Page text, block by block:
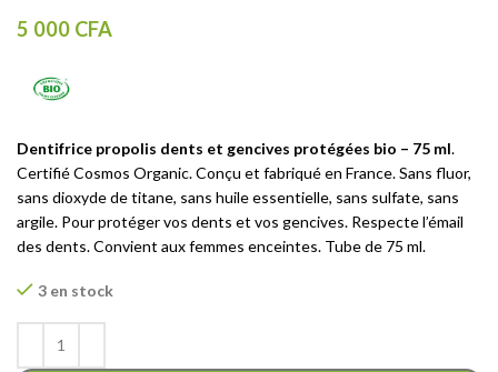
5 000 CFA
Dentifrice propolis dents et gencives protégées bio – 75 ml.
Certifié Cosmos Organic. Conçu et fabriqué en France. Sans fluor,
sans dioxyde de titane, sans huile essentielle, sans sulfate, sans
argile. Pour protéger vos dents et vos gencives. Respecte l’émail
des dents. Convient aux femmes enceintes. Tube de 75 ml.
3 en stock